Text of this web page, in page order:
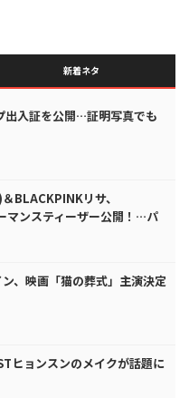
新着ネタ
出入証を公開…証明写真でも
BLACKPINKリサ、
マンスティーザー公開！…パ
、映画「猫の葬式」主演決定
ヒョンスンのメイクが話題に